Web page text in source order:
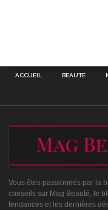
ACCUEIL BEAUTÉ
Vous êtes passionnés par la
conseils sur Mag Beauté, le
tendances et les dernières